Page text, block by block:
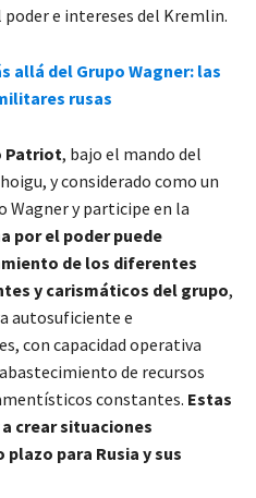
poder e intereses del Kremlin.
allá del Grupo Wagner: las
rusas
Patriot, bajo el mando del
y considerado como un
Wagner y participe en la
por el poder puede
de los diferentes
y carismáticos del grupo,
autosuficiente e
con capacidad operativa
de recursos
constantes. Estas
crear situaciones
para Rusia y sus